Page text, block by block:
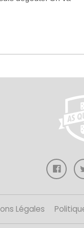
Légales